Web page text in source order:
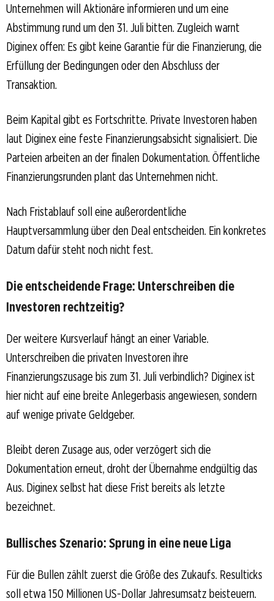
Unternehmen will Aktionäre informieren und um eine
Abstimmung rund um den 31. Juli bitten. Zugleich warnt
Diginex offen: Es gibt keine Garantie für die Finanzierung, die
Erfüllung der Bedingungen oder den Abschluss der
Transaktion.
Beim Kapital gibt es Fortschritte. Private Investoren haben
laut Diginex eine feste Finanzierungsabsicht signalisiert. Die
Parteien arbeiten an der finalen Dokumentation. Öffentliche
Finanzierungsrunden plant das Unternehmen nicht.
Nach Fristablauf soll eine außerordentliche
Hauptversammlung über den Deal entscheiden. Ein konkretes
Datum dafür steht noch nicht fest.
Die entscheidende Frage: Unterschreiben die
Investoren rechtzeitig?
Der weitere Kursverlauf hängt an einer Variable.
Unterschreiben die privaten Investoren ihre
Finanzierungszusage bis zum 31. Juli verbindlich? Diginex ist
hier nicht auf eine breite Anlegerbasis angewiesen, sondern
auf wenige private Geldgeber.
Bleibt deren Zusage aus, oder verzögert sich die
Dokumentation erneut, droht der Übernahme endgültig das
Aus. Diginex selbst hat diese Frist bereits als letzte
bezeichnet.
Bullisches Szenario: Sprung in eine neue Liga
Für die Bullen zählt zuerst die Größe des Zukaufs. Resulticks
soll etwa 150 Millionen US-Dollar Jahresumsatz beisteuern.